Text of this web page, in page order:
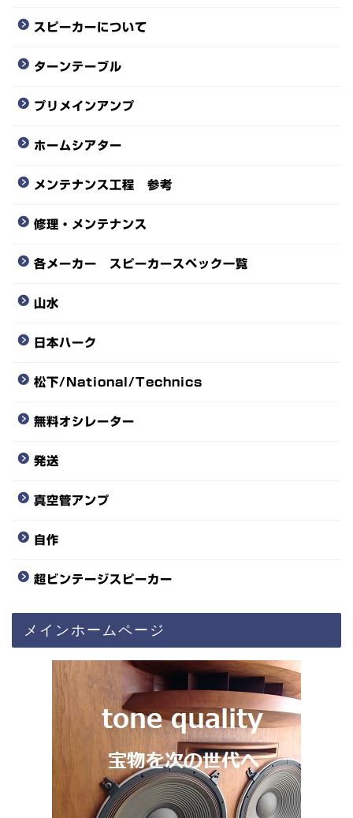
スピーカーについて
ターンテーブル
プリメインアンプ
ホームシアター
メンテナンス工程 参考
修理・メンテナンス
各メーカー スピーカースペック一覧
山水
日本ハーク
松下/National/Technics
無料オシレーター
発送
真空管アンプ
自作
超ビンテージスピーカー
メインホームページ